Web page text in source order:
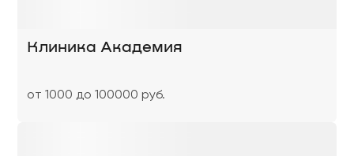
Клиника Академия
от 1000 до 100000 руб.